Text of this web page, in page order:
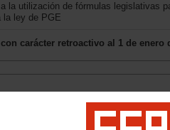
la utilización de fórmulas legislativas
la ley de PGE
carácter retroactivo al 1 de enero